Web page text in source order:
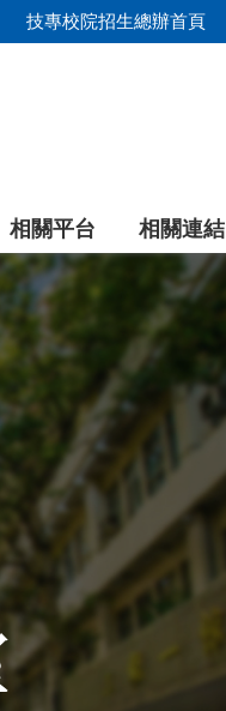
技專校院招生總辦首頁
相關平台 相關連結